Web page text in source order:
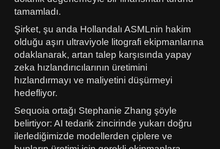
tamamladı.
Şirket, şu anda Hollandalı ASMLnin hakim
olduğu aşırı ultraviyole litografi ekipmanlarına
odaklanarak, artan talep karşısında yapay
zeka hızlandırıcılarının üretimini
hızlandırmayı ve maliyetini düşürmeyi
hedefliyor.
Sequoia ortağı Stephanie Zhang şöyle
belirtiyor: AI tedarik zincirinde yukarı doğru
ilerlediğimizde modellerden çiplere ve